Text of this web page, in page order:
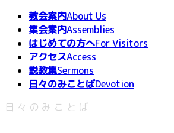
教会案内About Us
集会案内Assemblies
はじめての方へFor Visitors
アクセスAccess
説教集Sermons
日々のみことばDevotion
日々のみことば